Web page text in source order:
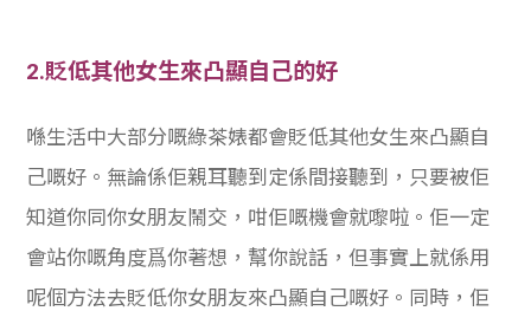
2.貶低其他女生來凸顯自己的好
喺生活中大部分嘅綠茶婊都會貶低其他女生來凸顯自
己嘅好。無論係佢親耳聽到定係間接聽到，只要被佢
知道你同你女朋友鬧交，咁佢嘅機會就嚟啦。佢一定
會站你嘅角度爲你著想，幫你說話，但事實上就係用
呢個方法去貶低你女朋友來凸顯自己嘅好。同時，佢